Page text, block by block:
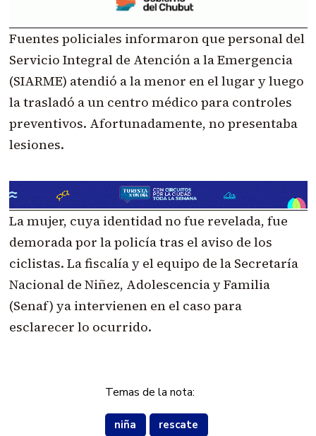
Fuentes policiales informaron que personal del
Servicio Integral de Atención a la Emergencia
(SIARME) atendió a la menor en el lugar y luego
la trasladó a un centro médico para controles
preventivos. Afortunadamente, no presentaba
lesiones.
La mujer, cuya identidad no fue revelada, fue
demorada por la policía tras el aviso de los
ciclistas. La fiscalía y el equipo de la Secretaría
Nacional de Niñez, Adolescencia y Familia
(Senaf) ya intervienen en el caso para
esclarecer lo ocurrido.
Temas de la nota:
niña rescate